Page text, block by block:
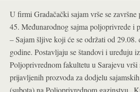
U firmi Gradačački sajam vrše se završne
45. Međunarodnog sajma poljoprivrede i
– Sajam šljive koji će se održati od 29.08.
godine. Postavljaju se štandovi i uređuju
Poljoprivrednom fakultetu u Sarajevu vrši
prijavljenih prozvoda za dodjelu
(subota) na Poljoprivrednom gazinstvu